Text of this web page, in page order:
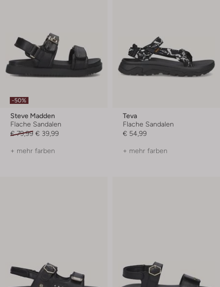
-50%
Steve Madden
Flache Sandalen
€ 79,99 € 39,99
+ mehr farben
Teva
Flache Sandalen
€ 54,99
+ mehr farben